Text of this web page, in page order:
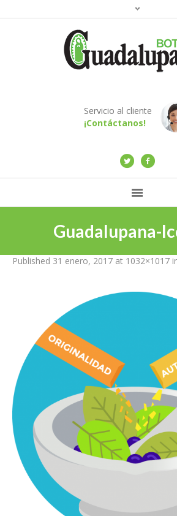
Servicio al cliente
¡Contáctanos!
Guadalupana-
Published 31 enero, 2017 at 1032×1017